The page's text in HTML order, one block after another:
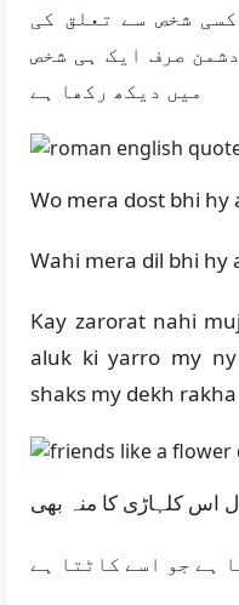
شخص سے تعلق کی
صرف ایک ہی شخص
میں دیکھ رکھا ہے
Wo mera dost bhi
Wahi mera dil bhi hy
Kay zarorat nahi
aluk ki yarro my
shaks my dekh
اس کلہاڑی کا منہ بھی
ہے جو اسے کاٹتا ہے